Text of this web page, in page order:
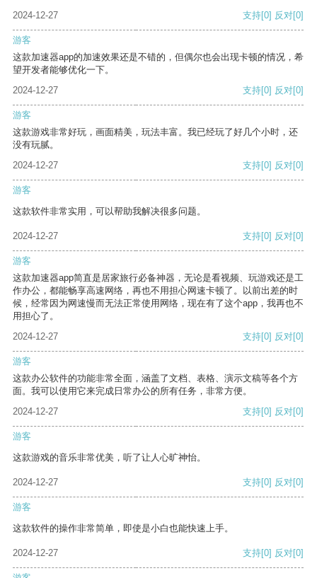
2024-12-27 支持[0] 反对[0]
游客
这款加速器app的加速效果还是不错的，但偶尔也会出现卡顿的情况，希
望开发者能够优化一下。
2024-12-27
支持[0] 反对[0]
游客
这款游戏非常好玩，画面精美，玩法丰富。我已经玩了好几个小时，还
没有玩腻。
2024-12-27
支持[0] 反对[0]
游客
这款软件非常实用，可以帮助我解决很多问题。
2024-12-27 支持[0] 反对[0]
游客
这款加速器app简直是居家旅行必备神器，无论是看视频、玩游戏还是工
作办公，都能畅享高速网络，再也不用担心网速卡顿了。以前出差的时
候，经常因为网速慢而无法正常使用网络，现在有了这个app，我再也不
用担心了。
2024-12-27
支持[0] 反对[0]
游客
这款办公软件的功能非常全面，涵盖了文档、表格、演示文稿等各个方
面。我可以使用它来完成日常办公的所有任务，非常方便。
2024-12-27
支持[0] 反对[0]
游客
这款游戏的音乐非常优美，听了让人心旷神怡。
2024-12-27 支持[0] 反对[0]
游客
这款软件的操作非常简单，即使是小白也能快速上手。
2024-12-27 支持[0] 反对[0]